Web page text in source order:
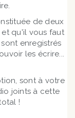
de deux
et qu'il vous faut
enregistrés
les écrire...
sont à votre
joints à cette
!